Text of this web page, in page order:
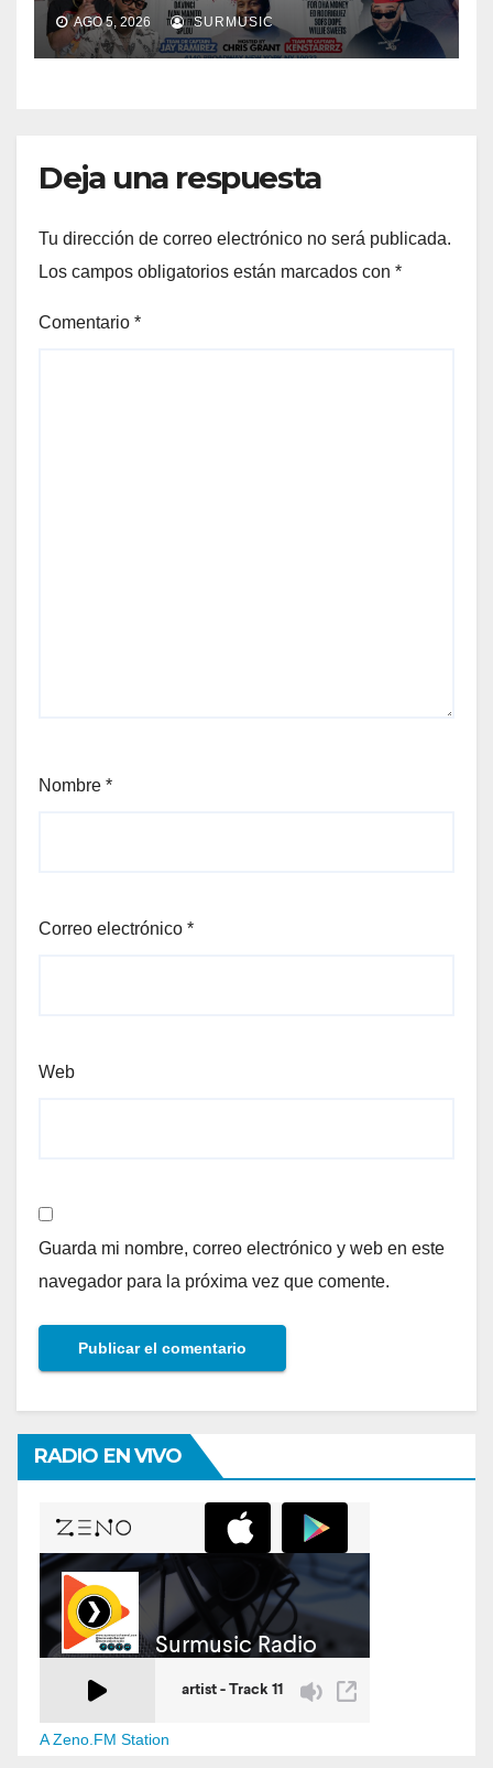
AGO 5, 2026 SURMUSIC
Deja una respuesta
Tu dirección de correo electrónico no será publicada.
Los campos obligatorios están marcados con *
Comentario *
Nombre *
Correo electrónico *
Web
Guarda mi nombre, correo electrónico y web en este
navegador para la próxima vez que comente.
RADIO EN VIVO
A Zeno.FM Station